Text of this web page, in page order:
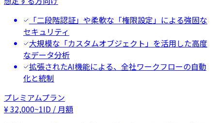
「二段階認証」や柔軟な「権限設定」による強固な
セキュリティ
大規模な「カスタムオブジェクト」を活用した高度
なデータ分析
拡張されたAI機能による、全社ワークフローの自動
化と統制
プレミアムプラン
¥32,000~1ID / 月額